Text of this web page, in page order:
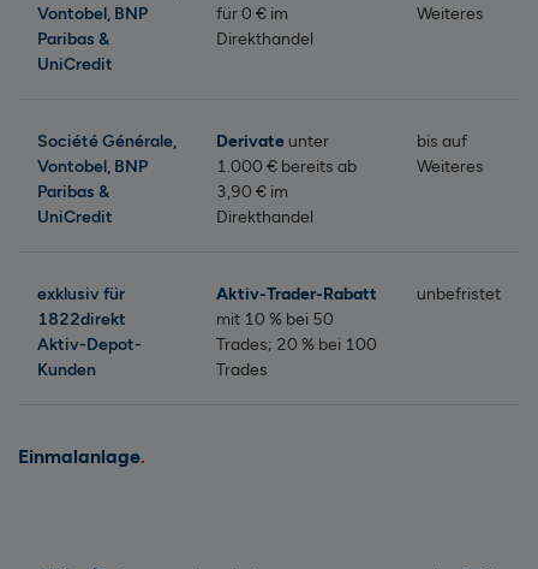
Vontobel, BNP
Paribas &
UniCredit
für 0 € im
Direkthandel
Weiteres
Société Générale,
Vontobel, BNP
Paribas &
UniCredit
Derivate unter
1.000 € bereits ab
3,90 € im
Direkthandel
bis auf
Weiteres
exklusiv für
1822direkt
Aktiv-Depot-
Kunden
Aktiv-Trader-Rabatt
mit 10 % bei 50
Trades; 20 % bei 100
Trades
unbefristet
Einmalanlage